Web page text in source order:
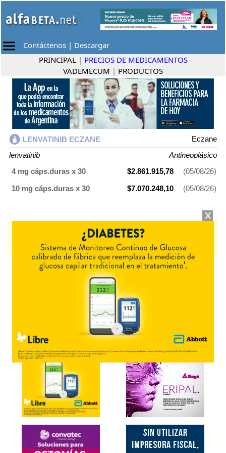
Contáctenos | Descargar
PRINCIPAL | PRECIOS DE MEDICAMENTOS
VADEMECUM | PRODUCTOS
LENVATINIB ECZANE
Eczane
lenvatinib
Antineoplásico
4 mg cáps.duras x 30
$2.861.915,78
(05/08/26)
10 mg cáps.duras x 30
$7.070.248,10 (05/08/26)
contienelenvatiniby se indica como
. Es producido porEczane y cuenta con 2 presentaciones
disponibles.
Explorar más
Otros productos conlenvatinib
Otros productos deEczane